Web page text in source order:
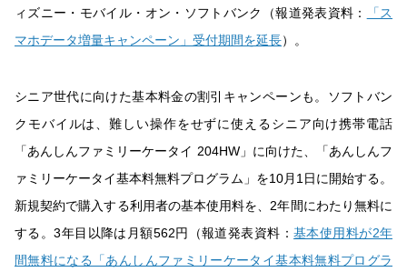
ィズニー・モバイル・オン・ソフトバンク（報道発表資料：
「ス
マホデータ増量キャンペーン」受付期間を延長）。
シニア世代に向けた基本料金の割引キャンペーンも。ソフトバン
クモバイルは、難しい操作をせずに使えるシニア向け携帯電話
「あんしんファミリーケータイ 204HW」に向けた、「あんしんフ
ァミリーケータイ基本料無料プログラム」を10月1日に開始する。
新規契約で購入する利用者の基本使用料を、2年間にわたり無料に
する。3年目以降は月額562円（報道発表資料： 基本使用料が2年
間無料になる「あんしんファミリーケータイ基本料無料プログラ